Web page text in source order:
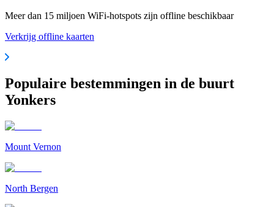
Meer dan 15 miljoen WiFi-hotspots zijn offline beschikbaar
Verkrijg offline kaarten
Populaire bestemmingen in de buurt
Yonkers
Mount Vernon
North Bergen